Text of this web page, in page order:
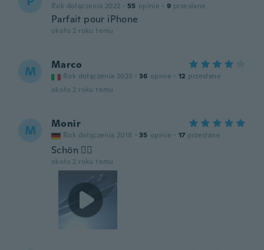
Rok dołączenia 2022 · 55 opinie · 9 przesłane
Parfait pour iPhone
około 2 roku temu
M Marco
Rok dołączenia 2023 · 36 opinie · 12 przesłane
około 2 roku temu
M Monir
Rok dołączenia 2018 · 35 opinie · 17 przesłane
Schön 👍🏻
około 2 roku temu